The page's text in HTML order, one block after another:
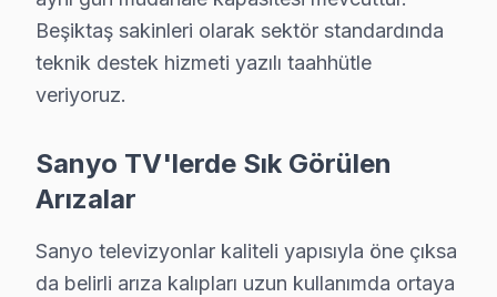
Bu sayfayla ilgili hizmet sayfaları:
↑ Sanyo Servis Ana Sayfası
Beşiktaş Yakın İlçelerde Sanyo Servisi
Beşiktaş sakinleri olarak sektör standardında
teknik destek hizmeti yazılı taahhütle
veriyoruz.
Sanyo TV'lerde Sık Görülen
Arızalar
Sanyo televizyonlar kaliteli yapısıyla öne çıksa
da belirli arıza kalıpları uzun kullanımda ortaya